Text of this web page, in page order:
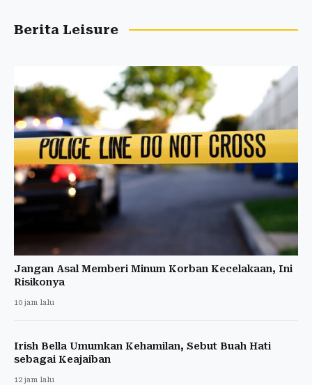
Berita Leisure
Jangan Asal Memberi Minum Korban Kecelakaan, Ini
Risikonya
10 jam lalu
Irish Bella Umumkan Kehamilan, Sebut Buah Hati
sebagai Keajaiban
12 jam lalu